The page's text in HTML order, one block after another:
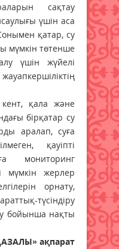
сақтау
үшін аса
қатар, су
мүмкін төтенше
үшін жүйелі
қала және
бірқатар су
аралап, суға
қауіпті
мониторинг
мүмкін жерлер
орнату,
түсіндіру
бойынша нақты
ақпарат